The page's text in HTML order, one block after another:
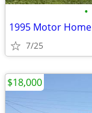
•
1995 Motor Home
7/25
$18,000